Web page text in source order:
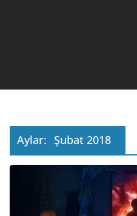
Aylar: Şubat 2018